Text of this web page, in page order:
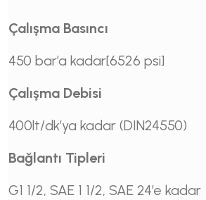
Çalışma Basıncı
450 bar’a kadar[6526 psi]
Çalışma Debisi
400lt/dk’ya kadar (DIN24550)
Bağlantı Tipleri
G1 1/2, SAE 1 1/2, SAE 24’e kadar